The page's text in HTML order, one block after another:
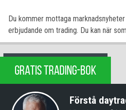
Du kommer mottaga
erbjudande om trading. Du kan när
GRATIS TRADING-BOK
Förstå